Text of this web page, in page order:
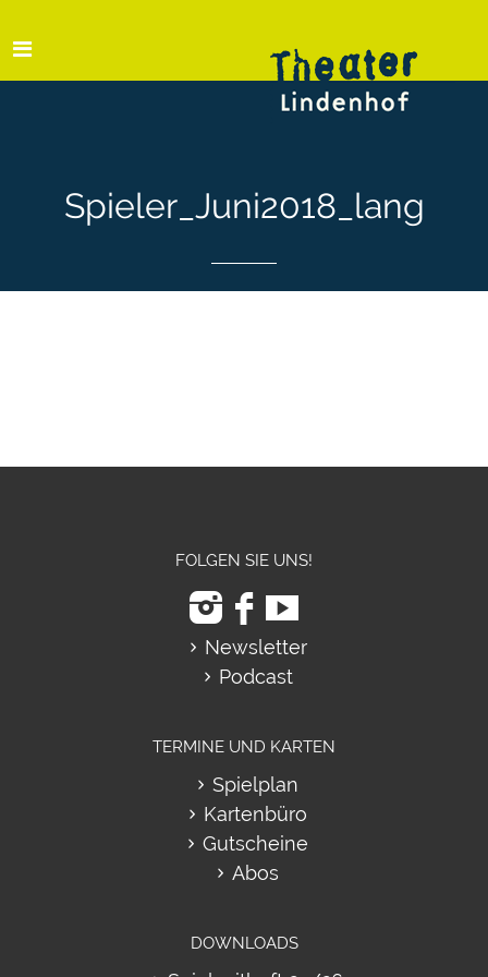
Spieler_Juni2018_lang
FOLGEN SIE UNS!
Newsletter
Podcast
TERMINE UND KARTEN
Spielplan
Kartenbüro
Gutscheine
Abos
DOWNLOADS